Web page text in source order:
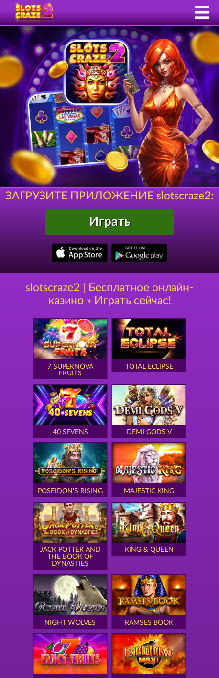
ЗАГРУЗИТЕ ПРИЛОЖЕНИЕ slotscraze2:
Играть
slotscraze2 | Бесплатное онлайн-
казино » Играть сейчас!
7 SUPERNOVA
FRUITS
TOTAL ECLIPSE
40 SEVENS DEMI GODS V
POSEIDON'S RISING MAJESTIC KING
JACK POTTER AND
THE BOOK OF
DYNASTIES
KING & QUEEN
NIGHT WOLVES RAMSES BOOK